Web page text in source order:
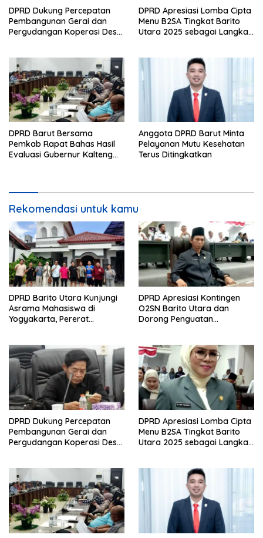
DPRD Dukung Percepatan
Pembangunan Gerai dan
Pergudangan Koperasi Desa
DPRD Apresiasi Lomba Cipta
Menu B2SA Tingkat Barito
Utara 2025 sebagai Langkah
DPRD Barut Bersama
Pemkab Rapat Bahas Hasil
Evaluasi Gubernur Kalteng
Anggota DPRD Barut Minta
Pelayanan Mutu Kesehatan
Terus Ditingkatkan
Rekomendasi untuk kamu
DPRD Barito Utara Kunjungi
Asrama Mahasiswa di
Yogyakarta, Pererat
DPRD Apresiasi Kontingen
O2SN Barito Utara dan
Dorong Penguatan
DPRD Dukung Percepatan
Pembangunan Gerai dan
Pergudangan Koperasi Desa
DPRD Apresiasi Lomba Cipta
Menu B2SA Tingkat Barito
Utara 2025 sebagai Langkah